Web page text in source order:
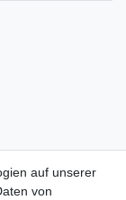
auf unserer
von